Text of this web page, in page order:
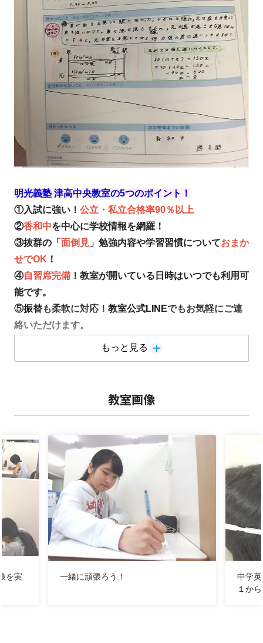
明光義塾 津高中央教室の5つのポイント！
①入試に強い！ 公立・私立合格率90％以上
②香和中を中心に学校情報を網羅！
③抜群の「 面倒見」勉強内容や学習習慣についておまか
せでOK ！
④自習席完備！教室が開いている日時はいつでも利用可
能です。
⑤振替も柔軟に対応！ 教室公式LINEでもお気軽にご連
絡いただけます。
■ 入会金無料キャンペーン ■
期間中のご入会で、入会金(11,000円)が無料になります
■ 兄弟姉妹割引 ■
期間中のご入会で、入会月から2ヶ月間、授業料が半額
になります
・塾生の兄弟姉妹の方の入会
・新規の兄弟姉妹の同時入会の場合、お一人の授業料が
2ヶ月間半額になります
■ 無料体験授業実施中 ■
これまで授業を受けられたことのない方が対象で、授業
もっと見る
教室画像
を実 一緒に頑張ろう！
中学
１か